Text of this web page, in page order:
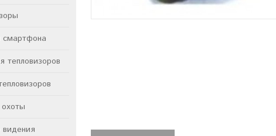
смартфона
тепловизоров